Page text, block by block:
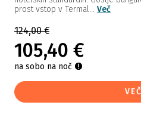
prost vstop v Termal... Več
124,00 €
105,40 €
na sobo na noč
VEČ